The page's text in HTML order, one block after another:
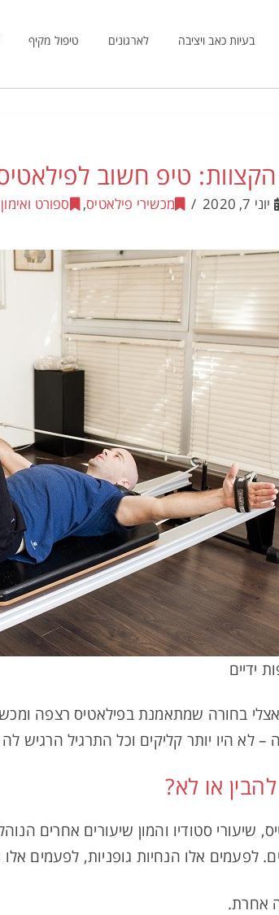
בעיות כאב ויציבה לארגונים טיפול מקיף
טיפ חשוב
יוני 7, 2020 מכשירי פילאטיס, ספורט
ידיים
בחורה שמתאמנת בפילאטיס רצפה
לא היו יותר קליקים וכל התרגיל הרגיש
או לא?
שיעורי סטודיו והמון שיעורים אחרים
לפעמים אלו הנחיות גופניות, לפעמים
אחרת.